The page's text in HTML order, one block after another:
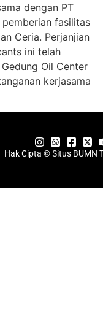
dengan PT
fasilitas
Ceria. Perjanjian
ini telah
Oil Center
kerjasama
Hak Cipta © Situs BUMN